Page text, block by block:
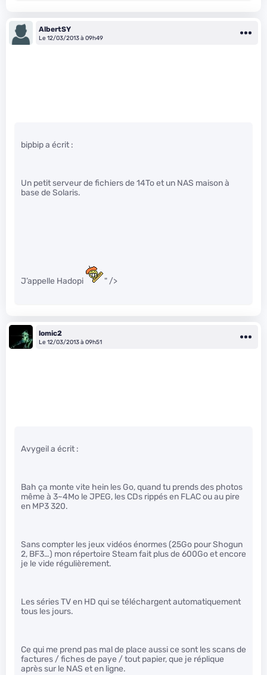
AlbertSY
Le 12/03/2013 à 09h49
bipbip a écrit :
Un petit serveur de fichiers de 14To et un NAS maison à
base de Solaris.
J’appelle Hadopi " />
lomic2
Le 12/03/2013 à 09h51
Avygeil a écrit :
Bah ça monte vite hein les Go, quand tu prends des photos
même à 3~4Mo le JPEG, les CDs rippés en FLAC ou au pire
en MP3 320.
Sans compter les jeux vidéos énormes (25Go pour Shogun
2, BF3…) mon répertoire Steam fait plus de 600Go et encore
je le vide régulièrement.
Les séries TV en HD qui se téléchargent automatiquement
tous les jours.
Ce qui me prend pas mal de place aussi ce sont les scans de
factures / fiches de paye / tout papier, que je réplique
après sur le NAS et en ligne.